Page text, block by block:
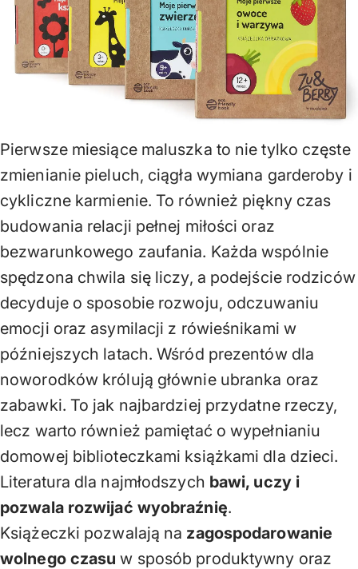
Pierwsze miesiące maluszka to nie tylko częste
zmienianie pieluch, ciągła wymiana garderoby i
cykliczne karmienie. To również piękny czas
budowania relacji pełnej miłości oraz
bezwarunkowego zaufania. Każda wspólnie
spędzona chwila się liczy, a podejście rodziców
decyduje o sposobie rozwoju, odczuwaniu
emocji oraz asymilacji z rówieśnikami w
późniejszych latach. Wśród prezentów dla
noworodków królują głównie ubranka oraz
zabawki. To jak najbardziej przydatne rzeczy,
lecz warto również pamiętać o wypełnianiu
domowej biblioteczkami książkami dla dzieci.
Literatura dla najmłodszych bawi, uczy i
pozwala rozwijać wyobraźnię.
Książeczki pozwalają na zagospodarowanie
wolnego czasu w sposób produktywny oraz